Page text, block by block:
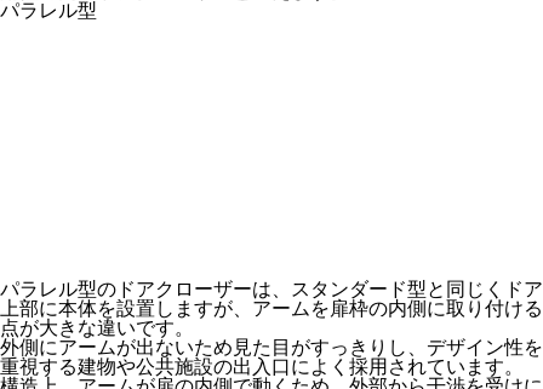
パラレル型
パラレル型のドアクローザーは、スタンダード型と同じくドア
上部に本体を設置しますが、アームを扉枠の内側に取り付ける
点が大きな違いです。
外側にアームが出ないため見た目がすっきりし、デザイン性を
重視する建物や公共施設の出入口によく採用されています。